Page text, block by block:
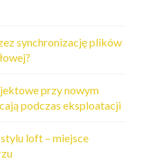
synchronizację plików
przy nowym
podczas eksploatacji
loft – miejsce